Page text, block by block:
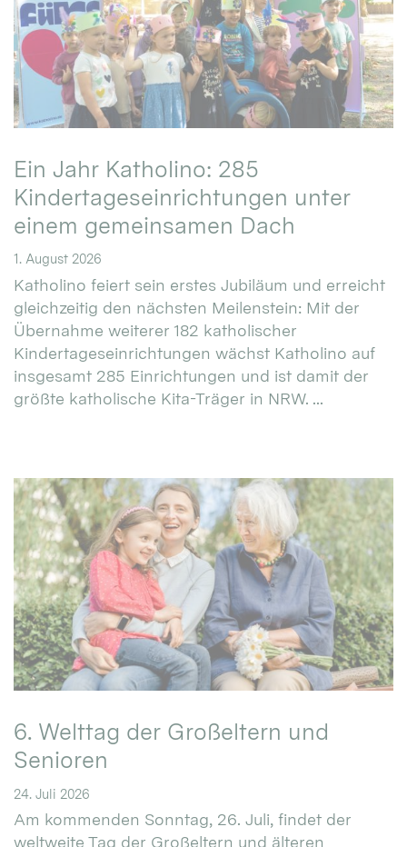
Ein Jahr Katholino: 285
Kindertageseinrichtungen unter
einem gemeinsamen Dach
1. August 2026
Katholino feiert sein erstes Jubiläum und erreicht
gleichzeitig den nächsten Meilenstein: Mit der
Übernahme weiterer 182 katholischer
Kindertageseinrichtungen wächst Katholino auf
insgesamt 285 Einrichtungen und ist damit der
größte katholische Kita-Träger in NRW. ...
6. Welttag der Großeltern und
Senioren
24. Juli 2026
Am kommenden Sonntag, 26. Juli, findet der
weltweite Tag der Großeltern und älteren